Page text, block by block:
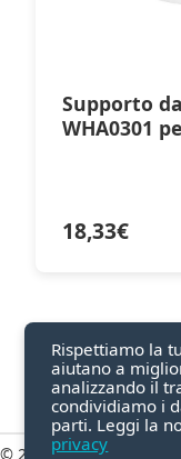
Supporto
WHA0301
18,33€
© 2026 GetGui.com
Rispettiamo la
aiutano a
analizzando il
condividiamo i
parti. Leggi la
privacy